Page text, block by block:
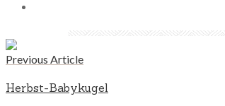
Previous Article
Herbst-Babykugel